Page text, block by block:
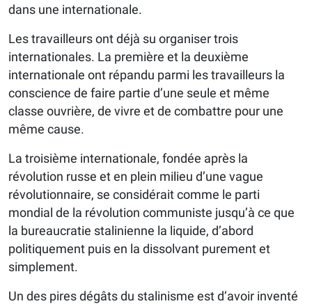
dans une internationale.
Les travailleurs ont déjà su organiser trois
internationales. La première et la deuxième
internationale ont répandu parmi les travailleurs la
conscience de faire partie d’une seule et même
classe ouvrière, de vivre et de combattre pour une
même cause.
La troisième internationale, fondée après la
révolution russe et en plein milieu d’une vague
révolutionnaire, se considérait comme le parti
mondial de la révolution communiste jusqu’à ce que
la bureaucratie stalinienne la liquide, d’abord
politiquement puis en la dissolvant purement et
simplement.
Un des pires dégâts du stalinisme est d’avoir inventé